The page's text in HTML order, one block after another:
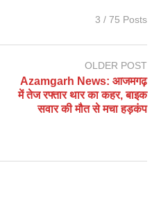
3 / 75 Posts
OLDER POST
Azamgarh News: आजमगढ़
में तेज रफ्तार थार का कहर, बाइक
सवार की मौत से मचा हड़कंप